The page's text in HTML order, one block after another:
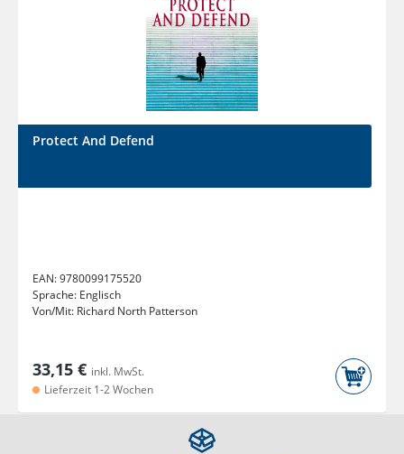
Protect And Defend
EAN:9780099175520
Sprache: Englisch
Von/Mit: Richard North Patterson
33,15 € inkl. MwSt.
Lieferzeit 1-2 Wochen